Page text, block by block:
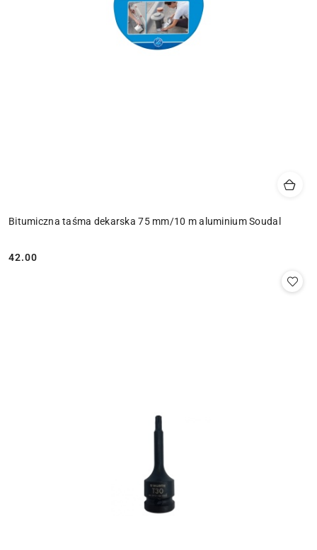
Bitumiczna taśma dekarska 75 mm/10 m aluminium Soudal
Cena:
42.00